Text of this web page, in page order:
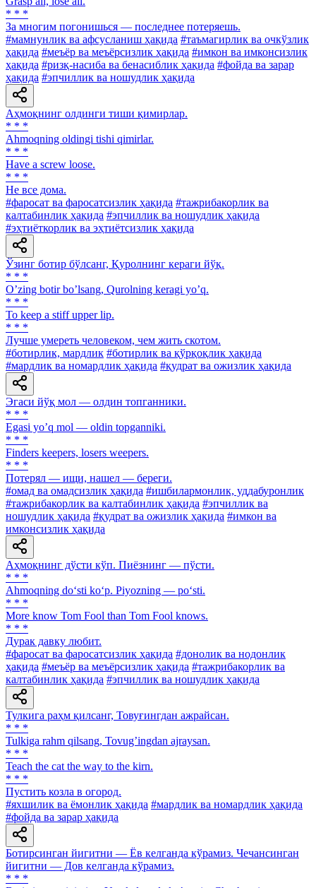
* * *
За многим погонишься — последнее потеряешь.
#мамнунлик ва афсусланиш ҳақида #таъмагирлик ва очкўзлик
ҳақида #меъёр ва меъёрсизлик ҳақида #имкон ва имконсизлик
ҳақида #ризқ-насиба ва бенасиблик ҳақида #фойда ва зарар
ҳақида #эпчиллик ва ношудлик ҳақида
Аҳмоқнинг олдинги тиши қимирлар.
* * *
Ahmoqning oldingi tishi qimirlar.
* * *
Have a screw loose.
* * *
He все дома.
#фаросат ва фаросатсизлик ҳақида #тажрибакорлик ва
калтабинлик ҳақида #эпчиллик ва ношудлик ҳақида
#эҳтиёткорлик ва эҳтиётсизлик ҳақида
Ўзинг ботир бўлсанг, Қуролнинг кераги йўқ.
* * *
Oʼzing botir boʼlsang, Qurolning keragi yoʼq.
* * *
To keep a stiff upper lip.
* * *
Лучше умереть человеком, чем жить скотом.
#ботирлик, мардлик #ботирлик ва қўрқоқлик ҳақида
#мардлик ва номардлик ҳақида #қудрат ва ожизлик ҳақида
Эгаси йўқ мол — олдин топганники.
* * *
Egasi yoʼq mol — oldin topganniki.
* * *
Finders keepers, losers weepers.
* * *
Потерял — ищи, нашел — береги.
#омад ва омадсизлик ҳақида #ишбилармонлик, уддабуронлик
#тажрибакорлик ва калтабинлик ҳақида #эпчиллик ва
ношудлик ҳақида #қудрат ва ожизлик ҳақида #имкон ва
имконсизлик ҳақида
Аҳмоқнинг дўсти кўп. Пиёзнинг — пўсти.
* * *
Ahmoqning do‘sti ko‘p. Piyozning — po‘sti.
* * *
More know Tom Fool than Тоm Fool knows.
* * *
Дурак давку любит.
#фаросат ва фаросатсизлик ҳақида #донолик ва нодонлик
ҳақида #меъёр ва меъёрсизлик ҳақида #тажрибакорлик ва
калтабинлик ҳақида #эпчиллик ва ношудлик ҳақида
Тулкига раҳм қилсанг, Товуғингдан ажрайсан.
* * *
Tulkiga rahm qilsang, Tovugʼingdan ajraysan.
* * *
Teach the cat the way to the kirn.
* * *
Пустить козла в огород.
#яхшилик ва ёмонлик ҳақида #мардлик ва номардлик ҳақида
#фойда ва зарар ҳақида
Ботирсинган йигитни — Ёв келганда кўрамиз. Чечансинган
йигитни — Дов келганда кўрамиз.
* * *